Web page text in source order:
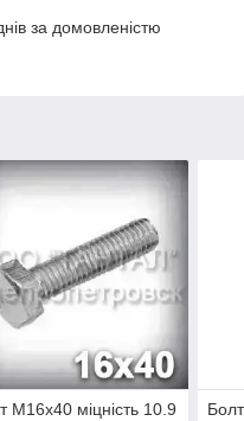
за домовленістю
М16х40 міцність 10.9